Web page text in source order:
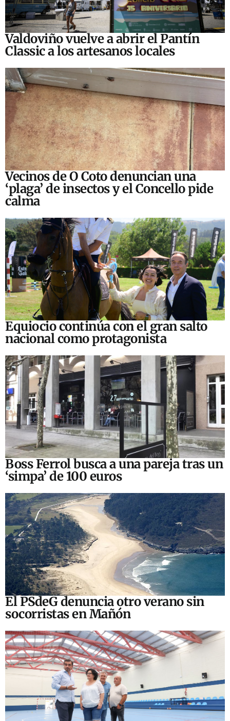
Valdoviño vuelve a abrir el Pantín
Classic a los artesanos locales
Vecinos de O Coto denuncian una
‘plaga’ de insectos y el Concello pide
calma
Equiocio continúa con el gran salto
nacional como protagonista
Boss Ferrol busca a una pareja tras un
‘simpa’ de 100 euros
El PSdeG denuncia otro verano sin
socorristas en Mañón